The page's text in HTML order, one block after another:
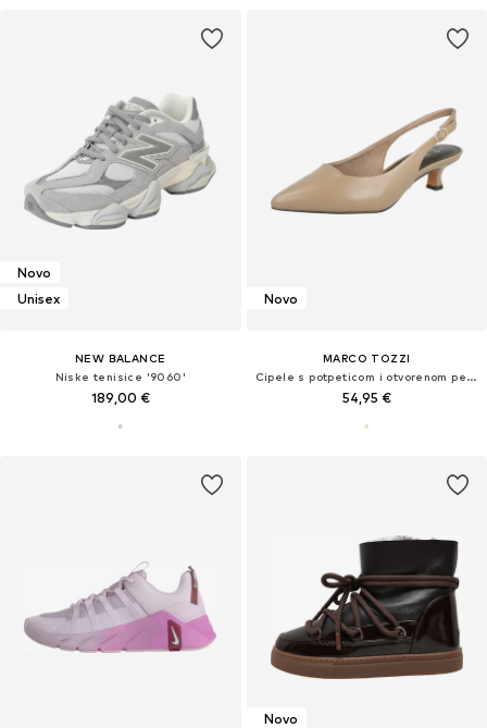
Novo
Unisex
NEW BALANCE
Niske tenisice '9060'
189,00 €
Novo
MARCO TOZZI
Cipele s potpeticom i otvorenom petom
54,95 €
Novo